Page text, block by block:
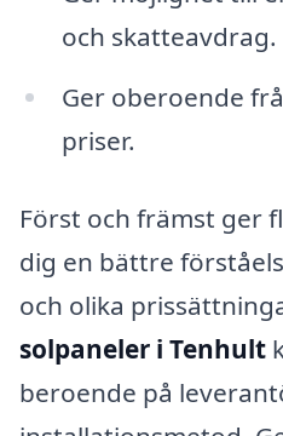
och skatteavdrag.
Ger oberoende
priser.
Först och främst ger
dig en bättre
och olika
solpaneler i Tenhult
beroende på